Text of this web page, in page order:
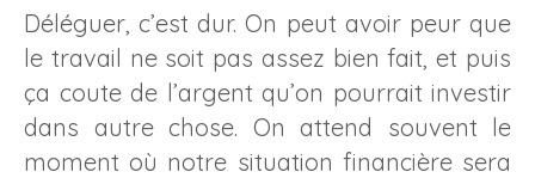
Déléguer, c’est dur. On peut avoir peur que
le travail ne soit pas assez bien fait, et puis
ça coute de l’argent qu’on pourrait investir
dans autre chose. On attend souvent le
moment où notre situation financière sera